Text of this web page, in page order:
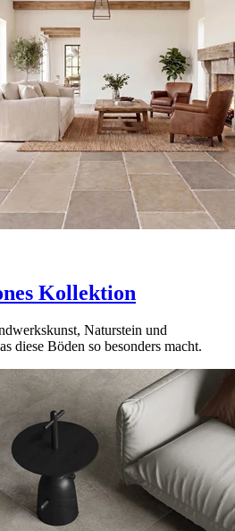
Kollektion
Naturstein und
diese Böden so besonders macht.